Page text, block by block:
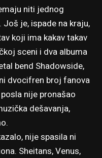
niti jednog
je, ispade na kraju,
koji ima kakav takav
sceni i dva albuma
bend Shadowside,
dvocifren broj fanova
nije pronašao
dešavanja,
nije spasila ni
Sheitans, Venus,